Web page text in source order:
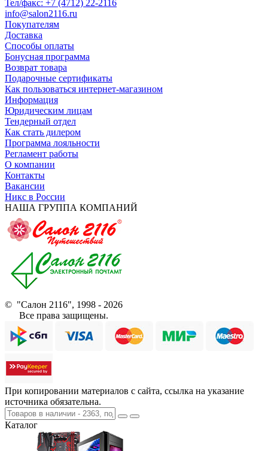
Тел/факс: +7 (4712) 22-2116
info@salon2116.ru
Покупателям
Доставка
Способы оплаты
Бонусная программа
Возврат товара
Подарочные сертификаты
Как пользоваться интернет-магазином
Информация
Юридическим лицам
Тендерный отдел
Как стать дилером
Программа лояльности
Регламент работы
О компании
Контакты
Вакансии
Никс в России
НАША ГРУППА КОМПАНИЙ
© "Салон 2116", 1998 - 2026
Все права защищены.
При копировании материалов с сайта, ссылка на указание
источника обязательна.
Каталог